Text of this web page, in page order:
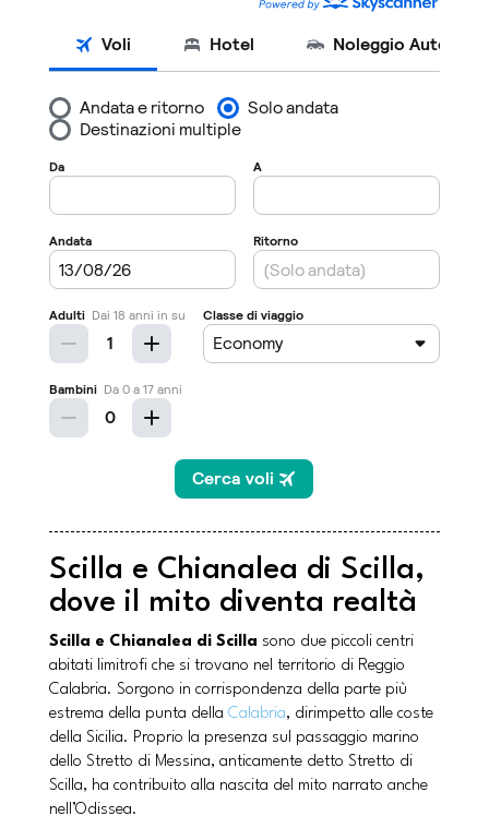
Scilla e Chianalea di Scilla,
dove il mito diventa realtà
Scilla e Chianalea di Scilla sono due piccoli centri
abitati limitrofi che si trovano nel territorio di Reggio
Calabria. Sorgono in corrispondenza della parte più
estrema della punta della Calabria, dirimpetto alle coste
della Sicilia. Proprio la presenza sul passaggio marino
dello Stretto di Messina, anticamente detto Stretto di
Scilla, ha contribuito alla nascita del mito narrato anche
nell’Odissea.